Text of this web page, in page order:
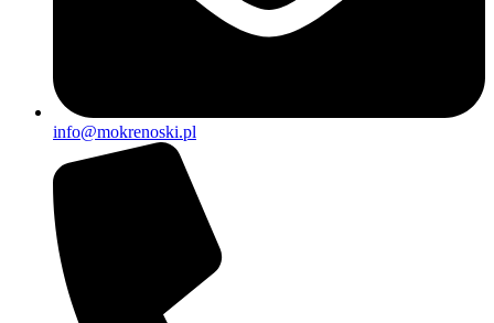
info@mokrenoski.pl